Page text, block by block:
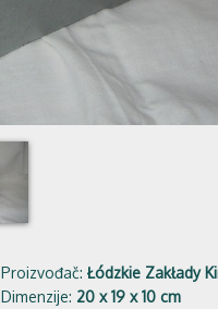
Proizvođač: Łódzkie Zakłady
Dimenzije: 20 x 19 x 10 cm